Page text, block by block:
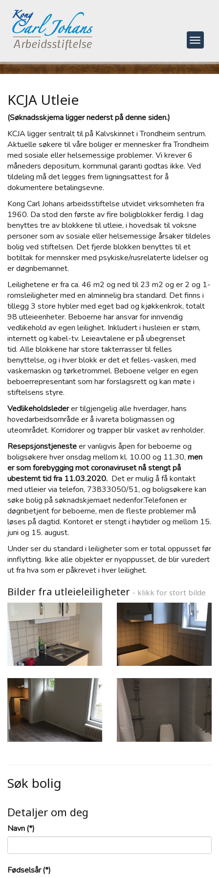
Toggle
KCJA Utleie
(Søknadsskjema ligger nederst på denne siden.)
KCJA ligger sentralt til på Kalvskinnet i Trondheim sentrum.
Aktuelle søkere til våre boliger er mennesker fra Trondheim
med sosiale eller helsemessige problemer. Vi krever 6
måneders depositum, kommunal garanti godtas ikke. Ved
tildeling må det legges frem ligningsattest for å
dokumentere betalingsevne.
Kong Carl Johans arbeidsstiftelse utvidet virksomheten fra
1960. Da stod den første av fire boligblokker ferdig. I dag
benyttes tre av blokkene til utleie, i hovedsak til voksne
personer som av sosiale eller helsemessige årsaker tildeles
bolig ved stiftelsen. Det fjerde blokken benyttes til et
botiltak for mennsker med psykiske/rusrelaterte lidelser og
er døgnbemannet.
Leilighetene er fra ca. 46 m2 og ned til 23 m2 og er 2 og 1-
romsleiligheter med en alminnelig bra standard. Det finns i
tillegg 3 store hybler med eget bad og kjøkkenkrok, totalt
98 utleieenheter. Beboerne har ansvar for innvendig
vedlikehold av egen leilighet. Inkludert i husleien er støm,
internett og kabel-tv. Leieavtalene er på ubegrenset
tid. Alle blokkene har store takterrasser til felles
benyttelse, og i hver blokk er det et felles-vaskeri, med
vaskemaskin og tørketrommel. Beboene velger en egen
beboerrepresentant som har forslagsrett og kan møte i
stiftelsens styre.
Vedlikeholdslederer tilgjengelig alle hverdager, hans
hovedarbeidsområde er å ivareta boligmassen og
uteområdet. Korridorer og trapper blir vasket av renholder.
Resepsjonstjenesteer vanligvis åpen for beboerne og
boligsøkere hver onsdag mellom kl. 10.00 og 11.30, men
er som forebygging mot coronaviruset nå stengt på
ubestemt tid fra 11.03.2020. Det er mulig å få kontakt
med utleier via telefon, 73833050/51, og boligsøkere kan
søke bolig på søknadskjemaet nedenfor.Telefonen er
døgnbetjent for beboerne, men de fleste problemer må
løses på dagtid. Kontoret er stengt i høytider og mellom 15.
juni og 15. august.
Under ser du standard i leiligheter som er total oppusset før
innflytting. Ikke alle objekter er nyoppusset, de blir vuredert
ut fra hva som er påkrevet i hver leilighet.
Bilder fra utleieleiligheter - klikk for stort bilde
Søk bolig
Detaljer om deg
Navn(*)
Fødselsår(*)